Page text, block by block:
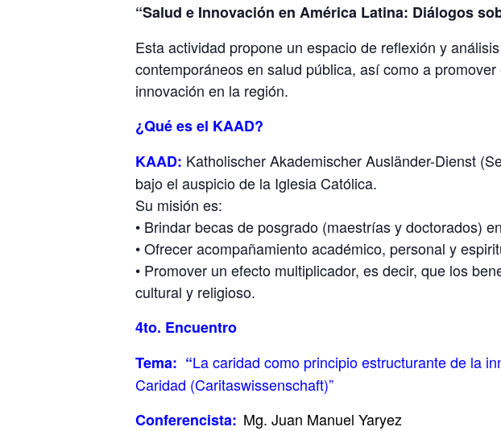
“Salud e Innovación en América Latina: Diálogos
Esta actividad propone un espacio de reflexión y
contemporáneos en salud pública, así como a
innovación en la región.
¿Qué es el KAAD?
KAAD: Katholischer Akademischer Ausländer-Dienst
bajo el auspicio de la Iglesia Católica.
Su misión es:
• Brindar becas de posgrado (maestrías y doctorados)
• Ofrecer acompañamiento académico, personal y
• Promover un efecto multiplicador, es decir, que los
cultural y religioso.
4to. Encuentro
Tema: “La caridad como principio estructurante de la
Caridad (Caritaswissenschaft)”
Conferencista: Mg. Juan Manuel Yaryez